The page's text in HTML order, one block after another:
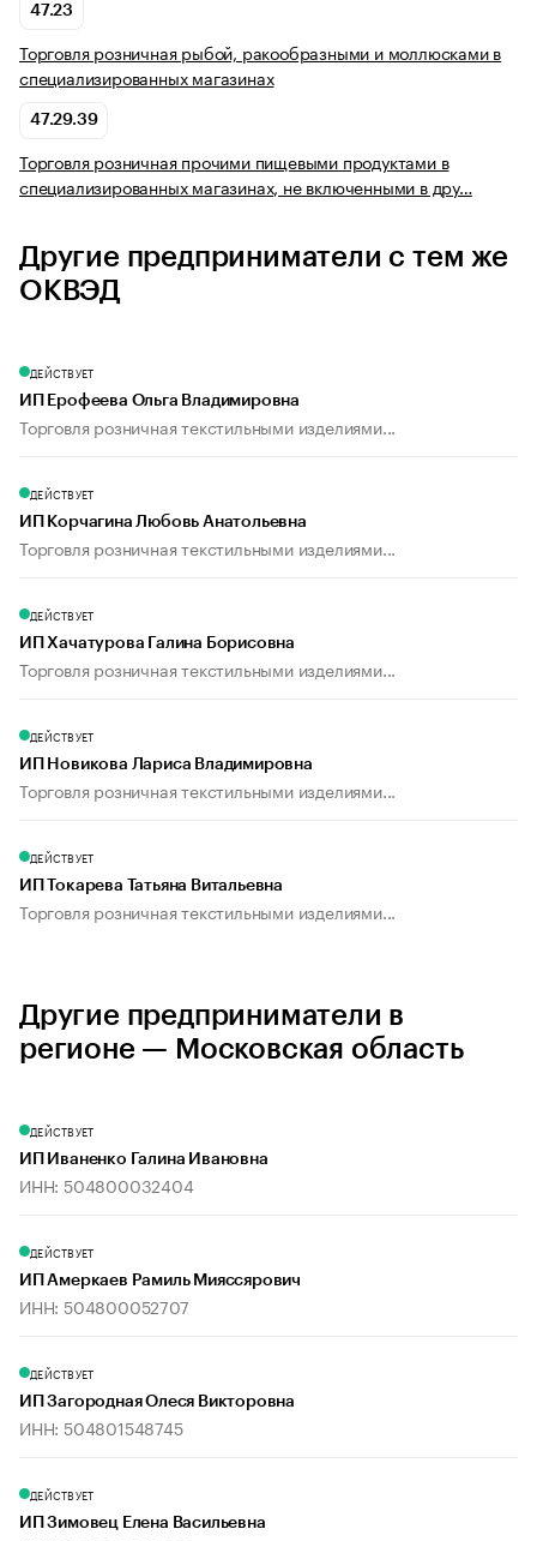
47.23
Торговля розничная рыбой, ракообразными и моллюсками в
специализированных магазинах
47.29.39
Торговля розничная прочими пищевыми продуктами в
специализированных магазинах, не включенными в дру…
Другие предприниматели с тем же
ОКВЭД
ДЕЙСТВУЕТ
ИП Ерофеева Ольга Владимировна
Торговля розничная текстильными изделиями...
ДЕЙСТВУЕТ
ИП Корчагина Любовь Анатольевна
Торговля розничная текстильными изделиями...
ДЕЙСТВУЕТ
ИП Хачатурова Галина Борисовна
Торговля розничная текстильными изделиями...
ДЕЙСТВУЕТ
ИП Новикова Лариса Владимировна
Торговля розничная текстильными изделиями...
ДЕЙСТВУЕТ
ИП Токарева Татьяна Витальевна
Торговля розничная текстильными изделиями...
Другие предприниматели в
регионе — Московская область
ДЕЙСТВУЕТ
ИП Иваненко Галина Ивановна
ИНН: 504800032404
ДЕЙСТВУЕТ
ИП Амеркаев Рамиль Мияссярович
ИНН: 504800052707
ДЕЙСТВУЕТ
ИП Загородная Олеся Викторовна
ИНН: 504801548745
ДЕЙСТВУЕТ
ИП Зимовец Елена Васильевна